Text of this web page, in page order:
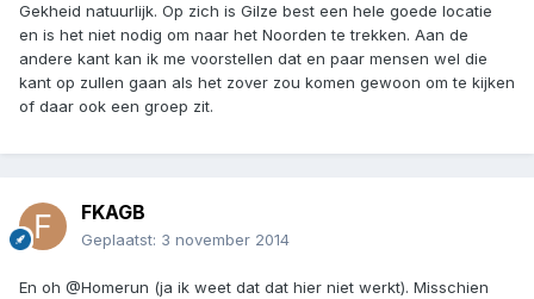
Gekheid natuurlijk. Op zich is Gilze best een hele goede locatie
en is het niet nodig om naar het Noorden te trekken. Aan de
andere kant kan ik me voorstellen dat en paar mensen wel die
kant op zullen gaan als het zover zou komen gewoon om te kijken
of daar ook een groep zit.
FKAGB
Geplaatst: 3 november 2014
En oh @Homerun (ja ik weet dat dat hier niet werkt). Misschien